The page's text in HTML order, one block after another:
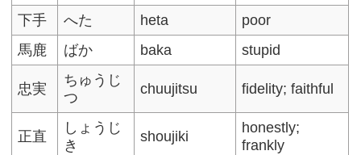
下手
へた heta
poor
馬鹿
ばか baka stupid
忠実
ちゅうじ
つ
chuujitsu fidelity; faithful
正直
しょうじ
き
shoujiki
honestly;
frankly